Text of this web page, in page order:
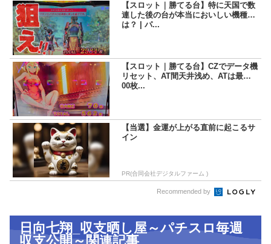
【スロット｜勝てる台】特に天国で数
連した後の台が本当においしい機種と
は？ | パ...
【スロット｜勝てる台】CZでデータ機
リセット、AT間天井浅め、ATは最低5
00枚...
【当選】金運が上がる直前に起こるサ
イン
PR(合同会社デジタルファーム )
Recommended by
日向七翔_収支晒し屋～パチスロ毎週
収支公開～関連記事